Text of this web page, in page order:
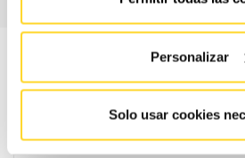
Personalizar
Solo usar cookies
Carga 375 kg
Recorrido max: 11